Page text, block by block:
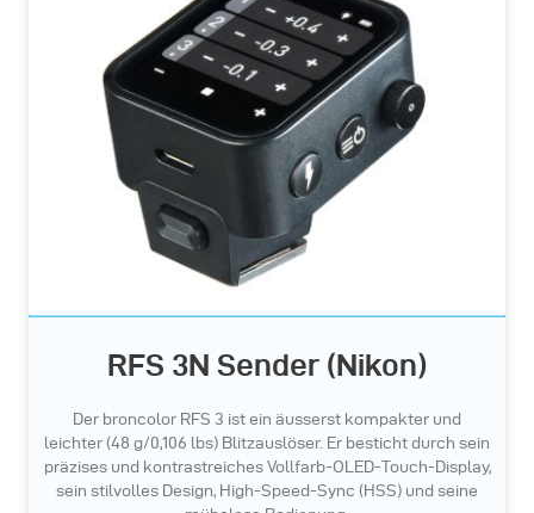
RFS 3N Sender (Nikon)
Der broncolor RFS 3 ist ein äusserst kompakter und
leichter (48 g/0,106 lbs) Blitzauslöser. Er besticht durch sein
präzises und kontrastreiches Vollfarb-OLED-Touch-Display,
sein stilvolles Design, High-Speed-Sync (HSS) und seine